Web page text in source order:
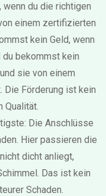
du die richtigen
einem zertifizierten
kein Geld, wenn
du bekommst kein
sie von einem
Die Förderung ist kein
Qualität.
Die Anschlüsse
Hier passieren die
dicht anliegt,
Das ist kein
Schaden.